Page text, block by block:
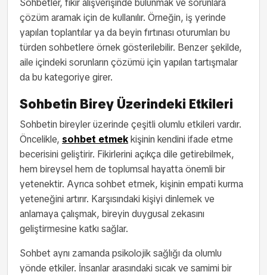
Sohbetler, fikir alışverişinde bulunmak ve sorunlara
çözüm aramak için de kullanılır. Örneğin, iş yerinde
yapılan toplantılar ya da beyin fırtınası oturumları bu
türden sohbetlere örnek gösterilebilir. Benzer şekilde,
aile içindeki sorunların çözümü için yapılan tartışmalar
da bu kategoriye girer.
Sohbetin Birey Üzerindeki Etkileri
Sohbetin bireyler üzerinde çeşitli olumlu etkileri vardır.
Öncelikle, sohbet etmekkişinin kendini ifade etme
becerisini geliştirir. Fikirlerini açıkça dile getirebilmek,
hem bireysel hem de toplumsal hayatta önemli bir
yetenektir. Ayrıca sohbet etmek, kişinin empati kurma
yeteneğini artırır. Karşısındaki kişiyi dinlemek ve
anlamaya çalışmak, bireyin duygusal zekasını
geliştirmesine katkı sağlar.
Sohbet aynı zamanda psikolojik sağlığı da olumlu
yönde etkiler. İnsanlar arasındaki sıcak ve samimi bir